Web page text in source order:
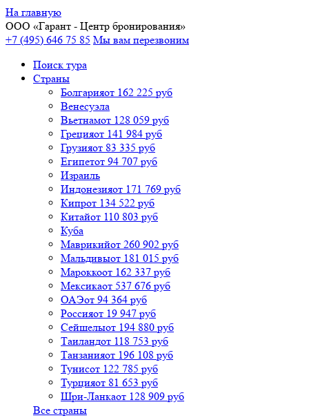
На главную
ООО «Гарант - Центр бронирования»
+7 (495) 646 75 85 Мы вам перезвоним
Поиск тура
Cтраны
Болгарияот 162 225 руб
Венесуэла
Вьетнамот 128 059 руб
Грецияот 141 984 руб
Грузияот 83 335 руб
Египетот 94 707 руб
Израиль
Индонезияот 171 769 руб
Кипрот 134 522 руб
Китайот 110 803 руб
Куба
Маврикийот 260 902 руб
Мальдивыот 181 015 руб
Мароккоот 162 337 руб
Мексикаот 537 676 руб
ОАЭот 94 364 руб
Россияот 19 947 руб
Сейшелыот 194 880 руб
Таиландот 118 753 руб
Танзанияот 196 108 руб
Тунисот 122 785 руб
Турцияот 81 653 руб
Шри-Ланкаот 128 909 руб
Все страны